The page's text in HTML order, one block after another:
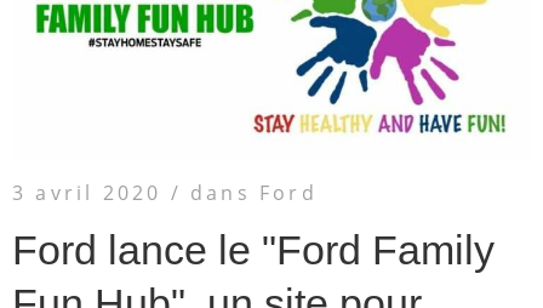
utilitaire
concept car
autres
Par archive
3 avril 2020 / dans Ford
Ford lance le "Ford Family